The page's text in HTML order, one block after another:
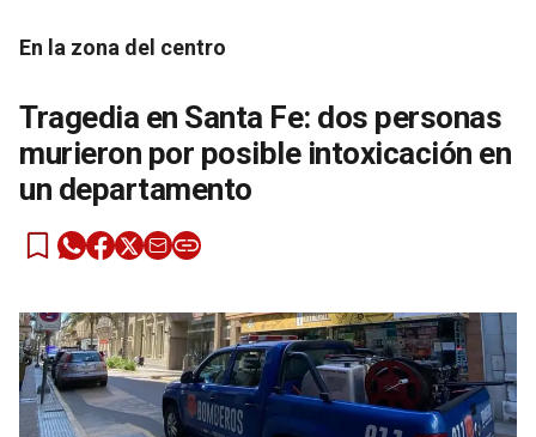
En la zona del centro
Tragedia en Santa Fe: dos personas
murieron por posible intoxicación en
un departamento